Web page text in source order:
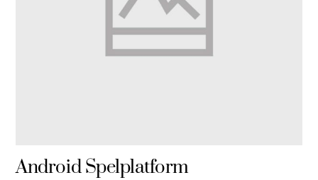
Android Spelplatform